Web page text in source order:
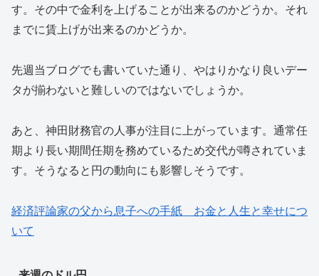
す。その中で金利を上げることが出来るのかどうか。それ
までに賃上げが出来るのかどうか。
先週当ブログでも書いていた通り、やはりかなり良いデー
タが揃わないと難しいのではないでしょうか。
あと、神田財務官の人事が注目に上がっています。通常任
期より長い期間任期を務めているため交代が噂されていま
す。そうなると円の動向にも影響しそうです。
経済評論家の父から息子への手紙 お金と人生と幸せにつ
いて